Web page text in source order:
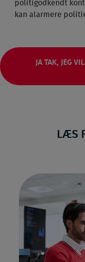
politigodkendt
kan alarmere
JA TAK, JEG
LÆS